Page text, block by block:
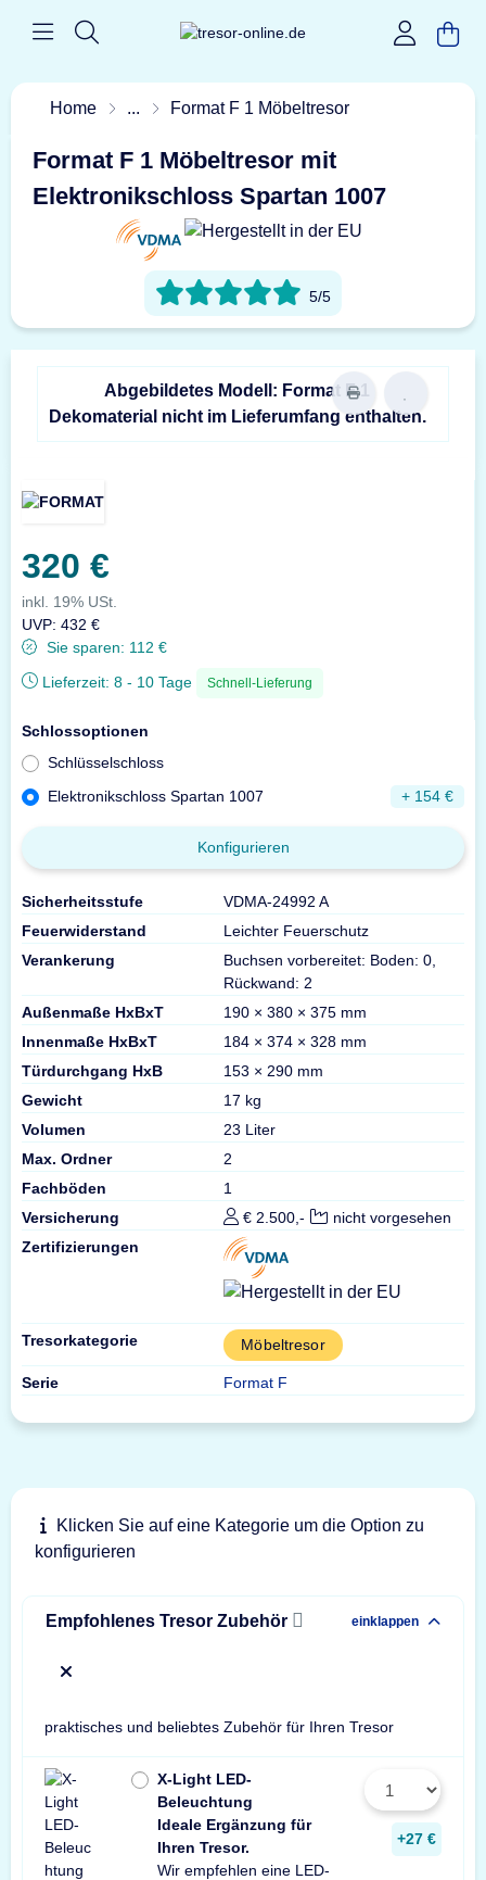
Home ... Format F 1 Möbeltresor
Format F 1 Möbeltresor mit
Elektronikschloss Spartan 1007
5/5
Abgebildetes Modell: Format F 1
Dekomaterial nicht im Lieferumfang enthalten.
320 €
inkl. 19% USt.
UVP: 432 €
Sie sparen: 112 €
Lieferzeit: 8 - 10 Tage Schnell-Lieferung
Schlossoptionen
Schlüsselschloss
Elektronikschloss Spartan 1007
+ 154 €
Konfigurieren
Sicherheitsstufe
VDMA-24992 A
Feuerwiderstand
Leichter Feuerschutz
Verankerung
Buchsen vorbereitet: Boden: 0,
Rückwand: 2
Außenmaße HxBxT
190 × 380 × 375 mm
Innenmaße HxBxT
184 × 374 × 328 mm
Türdurchgang HxB
153 × 290 mm
Gewicht
17 kg
Volumen
23 Liter
Max. Ordner
2
Fachböden
1
Versicherung
€ 2.500,-
nicht vorgesehen
Zertifizierungen
Tresorkategorie Möbeltresor
Serie Format F
Klicken Sie auf eine Kategorie um die Option zu
konfigurieren
Empfohlenes Tresor Zubehör einklappen
praktisches und beliebtes Zubehör für Ihren Tresor
X-Light LED-
Beleuchtung
Ideale Ergänzung für
Ihren Tresor.
Wir empfehlen eine LED-
+27 €